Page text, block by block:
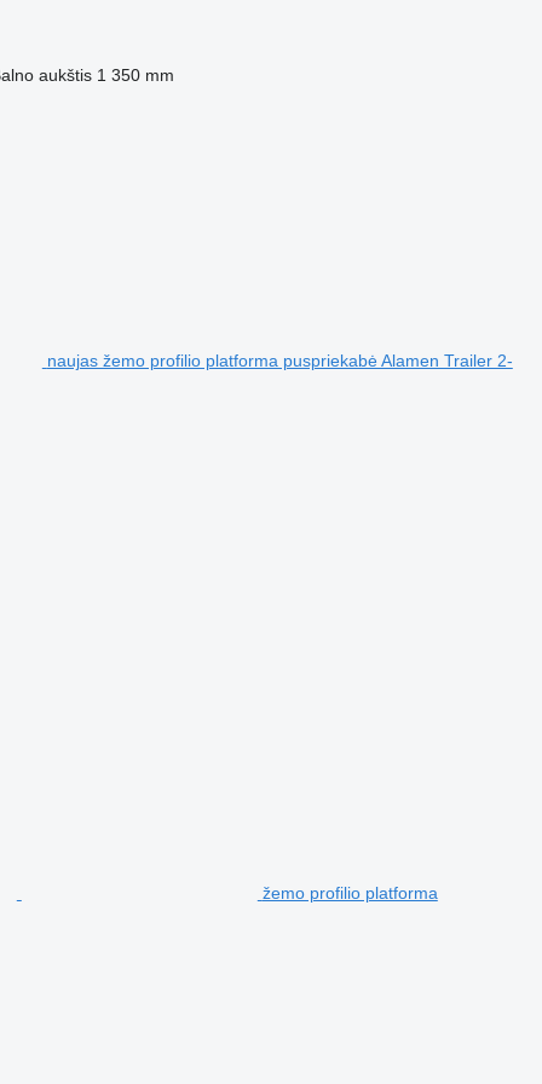
aukštis 1 350 mm
naujas žemo profilio platforma puspriekabė Alamen Trailer 2-
žemo profilio platforma